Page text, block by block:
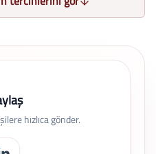
hızlıca gönder.